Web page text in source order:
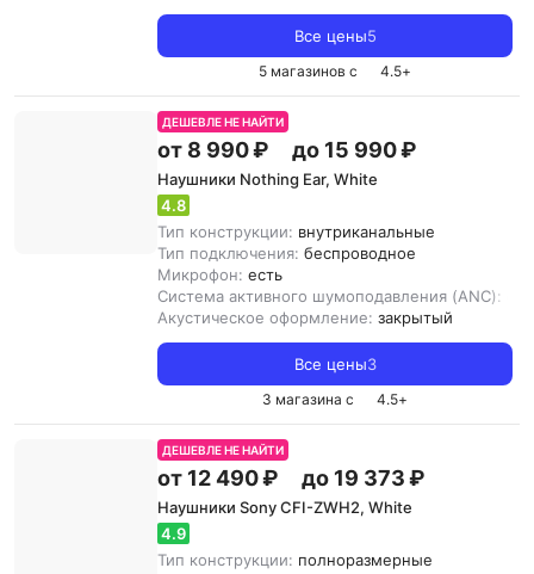
Все цены5
5 магазинов с 4.5+
ДЕШЕВЛЕ НЕ НАЙТИ
от 8 990 ₽ до 15 990 ₽
Наушники Nothing Ear, White
4.8
Тип конструкции: внутриканальные
Тип подключения: беспроводное
Микрофон: есть
Система активного шумоподавления (ANC):
Акустическое оформление: закрытый
Все цены3
3 магазина с 4.5+
ДЕШЕВЛЕ НЕ НАЙТИ
от 12 490 ₽ до 19 373 ₽
Наушники Sony CFI-ZWH2, White
4.9
Тип конструкции: полноразмерные